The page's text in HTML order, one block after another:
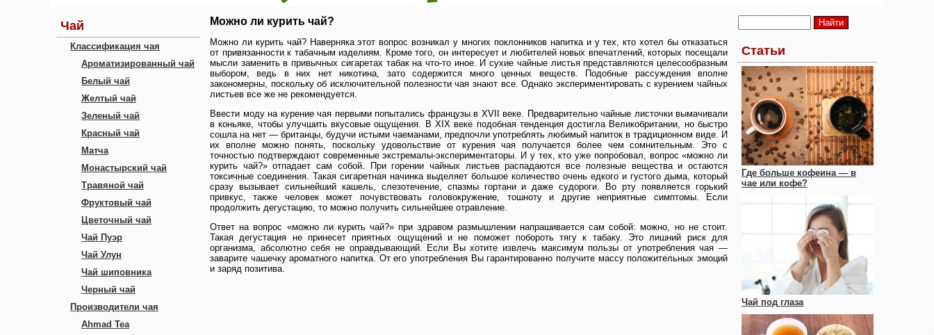
Чай
Классификация чая
Ароматизированный чай
Белый чай
Желтый чай
Зеленый чай
Красный чай
Матча
Монастырский чай
Травяной чай
Фруктовый чай
Цветочный чай
Чай Пуэр
Чай Улун
Чай шиповника
Черный чай
Производители чая
Ahmad Tea
Можно ли курить чай?
Можно ли курить чай? Наверняка этот вопрос возникал у многих поклонников напитка и у тех, кто хотел бы отказаться
от привязанности к табачным изделиям. Кроме того, он интересует и любителей новых впечатлений, которых посещали
мысли заменить в привычных сигаретах табак на что-то иное. И сухие чайные листья представляются целесообразным
выбором, ведь в них нет никотина, зато содержится много ценных веществ. Подобные рассуждения вполне
закономерны, поскольку об исключительной полезности чая знают все. Однако экспериментировать с курением чайных
листьев все же не рекомендуется.
Ввести моду на курение чая первыми попытались французы в XVII веке. Предварительно чайные листочки вымачивали
в коньяке, чтобы улучшить вкусовые ощущения. В XIX веке подобная тенденция достигла Великобритании, но быстро
сошла на нет — британцы, будучи истыми чаеманами, предпочли употреблять любимый напиток в традиционном виде. И
их вполне можно понять, поскольку удовольствие от курения чая получается более чем сомнительным. Это с
точностью подтверждают современные экстремалы-экспериментаторы. И у тех, кто уже попробовал, вопрос «можно ли
курить чай?» отпадает сам собой. При горении чайных листьев распадаются все полезные вещества и остаются
токсичные соединения. Такая сигаретная начинка выделяет большое количество очень едкого и густого дыма, который
сразу вызывает сильнейший кашель, слезотечение, спазмы гортани и даже судороги. Во рту появляется горький
привкус, также человек может почувствовать головокружение, тошноту и другие неприятные симптомы. Если
продолжить дегустацию, то можно получить сильнейшее отравление.
Ответ на вопрос «можно ли курить чай?» при здравом размышлении напрашивается сам собой: можно, но не стоит.
Такая дегустация не принесет приятных ощущений и не поможет побороть тягу к табаку. Это лишний риск для
организма, абсолютно себя не оправдывающий. Если Вы хотите извлечь максимум пользы от употребления чая —
заварите чашечку ароматного напитка. От его употребления Вы гарантированно получите массу положительных эмоций
и заряд позитива.
Статьи
Где больше кофеина — в
чае или кофе?
Чай под глаза